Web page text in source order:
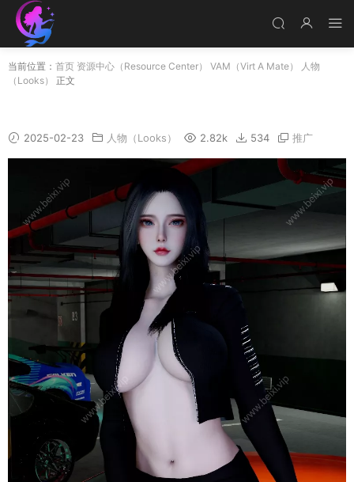
当前位置： 首页 资源中心（Resource Center） VAM（Virt A Mate）
人物
（Looks）
正文
2025-02-23 人物（Looks） 2.82k 534 推广